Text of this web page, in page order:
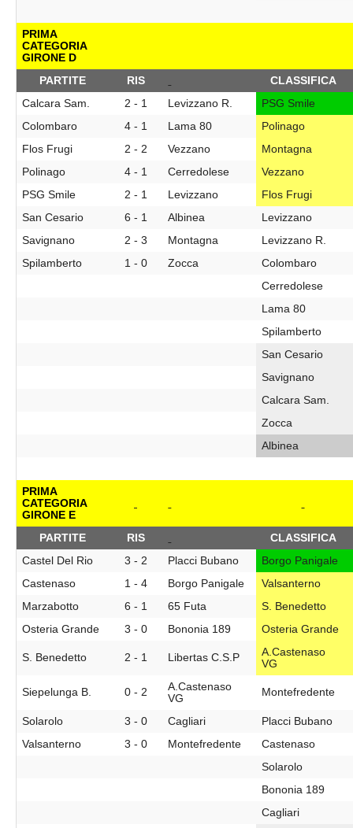
PRIMA
CATEGORIA
GIRONE D
PARTITE
RIS
CLASSIFICA
Calcara Sam.
2 - 1 Levizzano R.
PSG Smile
Colombaro
4 - 1 Lama 80
Polinago
Flos Frugi
2 - 2 Vezzano
Montagna
Polinago
4 - 1 Cerredolese
Vezzano
PSG Smile
2 - 1 Levizzano
Flos Frugi
San Cesario
6 - 1 Albinea
Levizzano
Savignano
2 - 3 Montagna
Levizzano R.
Spilamberto
1 - 0 Zocca
Colombaro
Cerredolese
Lama 80
Spilamberto
San Cesario
Savignano
Calcara Sam.
Zocca
Albinea
PRIMA
CATEGORIA
GIRONE E
PARTITE
RIS
CLASSIFICA
Castel Del Rio
3 - 2 Placci Bubano
Borgo Panigale
Castenaso
1 - 4 Borgo Panigale
Valsanterno
Marzabotto
6 - 1 65 Futa
S. Benedetto
Osteria Grande
3 - 0 Bononia 189 Osteria Grande
S. Benedetto 2 - 1 Libertas C.S.P
A.Castenaso
VG
Siepelunga B. 0 - 2
A.Castenaso
VG
Montefredente
Solarolo 3 - 0 Cagliari
Placci Bubano
Valsanterno
3 - 0 Montefredente
Castenaso
Solarolo
Bononia 189
Cagliari